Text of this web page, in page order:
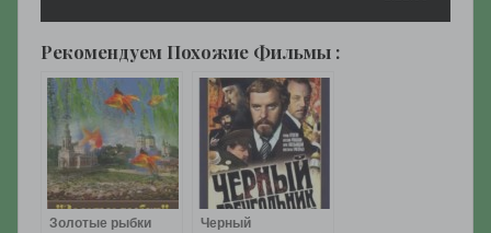
Рекомендуем Похожие Фильмы :
Золотые рыбки
Черный